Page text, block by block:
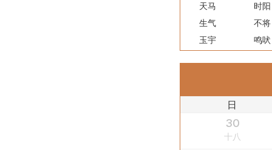
天马
时阳
生气
不将
玉宇
鸣吠
日
30
十八